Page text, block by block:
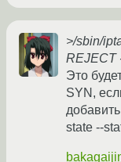
>/sbin/
REJECT
Это
SYN,
state --